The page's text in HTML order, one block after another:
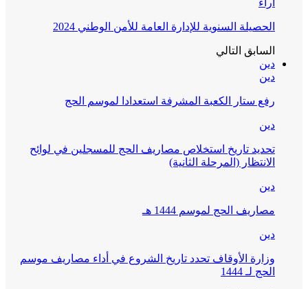
آراء
الحصيلة السنوية للإدارة العامة للأمن الوطني 2024
السابق التالي
دين
دين
رفع ستار الكعبة المشرفة استعدادا لموسم الحج
دين
تحديد تاريخ استخلاص مصاريف الحج للمسجلين في لوائح
الانتظار (المرحلة الثانية)
دين
مصاريف الحج لموسم 1444 هـ
دين
وزارة الأوقاف تحدد تاريخ الشروع في أداء مصاريف موسم
الحج لـ 1444